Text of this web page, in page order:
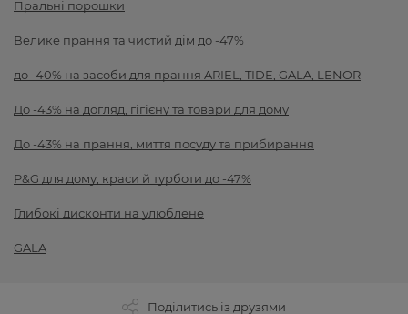
Пральні порошки
Велике прання та чистий дім до -47%
до -40% на засоби для прання ARIEL, TIDE, GALA, LENOR
До -43% на догляд, гігієну та товари для дому
До -43% на прання, миття посуду та прибирання
P&G для дому, краси й турботи до -47%
Глибокі дисконти на улюблене
GALA
Поділитись із друзями